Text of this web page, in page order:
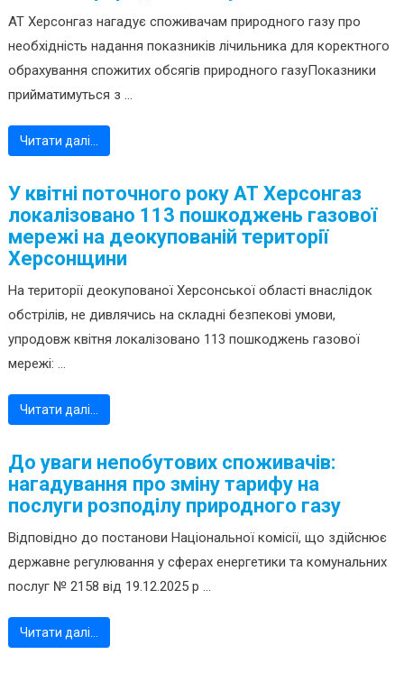
АТ Херсонгаз нагадує споживачам природного газу про
необхідність надання показників лічильника для коректного
обрахування спожитих обсягів природного газуПоказники
прийматимуться з ...
Читати далі…
У квітні поточного року АТ Херсонгаз
локалізовано 113 пошкоджень газової
мережі на деокупованій території
Херсонщини
На території деокупованої Херсонської області внаслідок
обстрілів, не дивлячись на складні безпекові умови,
упродовж квітня локалізовано 113 пошкоджень газової
мережі: ...
Читати далі…
До уваги непобутових споживачів:
нагадування про зміну тарифу на
послуги розподілу природного газу
Відповідно до постанови Національної комісії, що здійснює
державне регулювання у сферах енергетики та комунальних
послуг № 2158 від 19.12.2025 р ...
Читати далі…